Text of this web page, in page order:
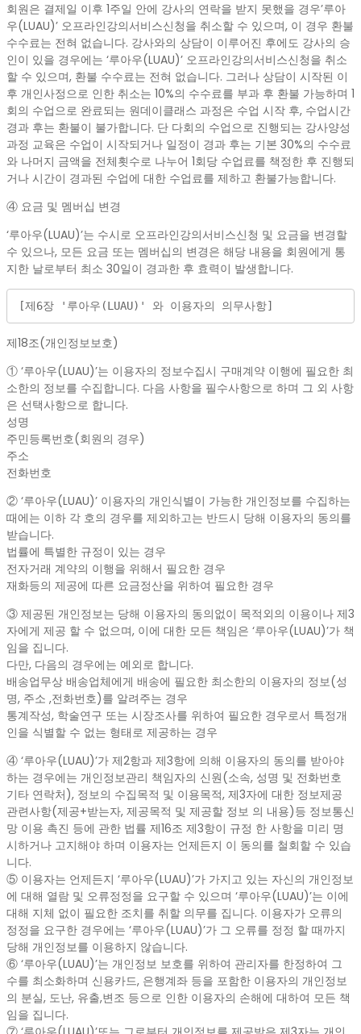
회원은 결제일 이후 1주일 안에 강사의 연락을 받지 못했을 경우’루아
우(LUAU)’ 오프라인강의서비스신청을 취소할 수 있으며, 이 경우 환불
수수료는 전혀 없습니다. 강사와의 상담이 이루어진 후에도 강사의 승
인이 있을 경우에는 ‘루아우(LUAU)’ 오프라인강의서비스신청을 취소
할 수 있으며, 환불 수수료는 전혀 없습니다. 그러나 상담이 시작된 이
후 개인사정으로 인한 취소는 10%의 수수료를 부과 후 환불 가능하며 1
회의 수업으로 완료되는 원데이클래스 과정은 수업 시작 후, 수업시간
경과 후는 환불이 불가합니다. 단 다회의 수업으로 진행되는 강사양성
과정 교육은 수업이 시작되거나 일정이 경과 후는 기본 30%의 수수료
와 나머지 금액을 전체횟수로 나누어 1회당 수업료를 책정한 후 진행되
거나 시간이 경과된 수업에 대한 수업료를 제하고 환불가능합니다.
④ 요금 및 멤버십 변경
‘루아우(LUAU)’는 수시로 오프라인강의서비스신청 및 요금을 변경할
수 있으나, 모든 요금 또는 멤버십의 변경은 해당 내용을 회원에게 통
지한 날로부터 최소 30일이 경과한 후 효력이 발생합니다.
[제6장 '루아우(LUAU)' 와 이용자의 의무사항]
제18조(개인정보보호)
① ‘루아우(LUAU)’는 이용자의 정보수집시 구매계약 이행에 필요한 최
소한의 정보를 수집합니다. 다음 사항을 필수사항으로 하며 그 외 사항
은 선택사항으로 합니다.
성명
주민등록번호(회원의 경우)
주소
전화번호
② ‘루아우(LUAU)’ 이용자의 개인식별이 가능한 개인정보를 수집하는
때에는 이하 각 호의 경우를 제외하고는 반드시 당해 이용자의 동의를
받습니다.
법률에 특별한 규정이 있는 경우
전자거래 계약의 이행을 위해서 필요한 경우
재화등의 제공에 따른 요금정산을 위하여 필요한 경우
③ 제공된 개인정보는 당해 이용자의 동의없이 목적외의 이용이나 제3
자에게 제공 할 수 없으며, 이에 대한 모든 책임은 ‘루아우(LUAU)’가 책
임을 집니다.
다만, 다음의 경우에는 예외로 합니다.
배송업무상 배송업체에게 배송에 필요한 최소한의 이용자의 정보(성
명, 주소 ,전화번호)를 알려주는 경우
통계작성, 학술연구 또는 시장조사를 위하여 필요한 경우로서 특정개
인을 식별할 수 없는 형태로 제공하는 경우
④ ‘루아우(LUAU)’가 제2항과 제3항에 의해 이용자의 동의를 받아야
하는 경우에는 개인정보관리 책임자의 신원(소속, 성명 및 전화번호
기타 연락처), 정보의 수집목적 및 이용목적, 제3자에 대한 정보제공
관련사항(제공+받는자, 제공목적 및 제공할 정보 의 내용)등 정보통신
망 이용 촉진 등에 관한 법률 제16조 제3항이 규정 한 사항을 미리 명
시하거나 고지해야 하며 이용자는 언제든지 이 동의를 철회할 수 있습
니다.
⑤ 이용자는 언제든지 ‘루아우(LUAU)’가 가지고 있는 자신의 개인정보
에 대해 열람 및 오류정정을 요구할 수 있으며 ‘루아우(LUAU)’는 이에
대해 지체 없이 필요한 조치를 취할 의무를 집니다. 이용자가 오류의
정정을 요구한 경우에는 ‘루아우(LUAU)’가 그 오류를 정정 할 때까지
당해 개인정보를 이용하지 않습니다.
⑥ ‘루아우(LUAU)’는 개인정보 보호를 위하여 관리자를 한정하여 그
수를 최소화하며 신용카드, 은행계좌 등을 포함한 이용자의 개인정보
의 분실, 도난, 유출,변조 등으로 인한 이용자의 손해에 대하여 모든 책
임을 집니다.